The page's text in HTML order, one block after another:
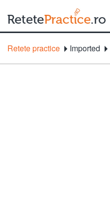
Retete practice Imported